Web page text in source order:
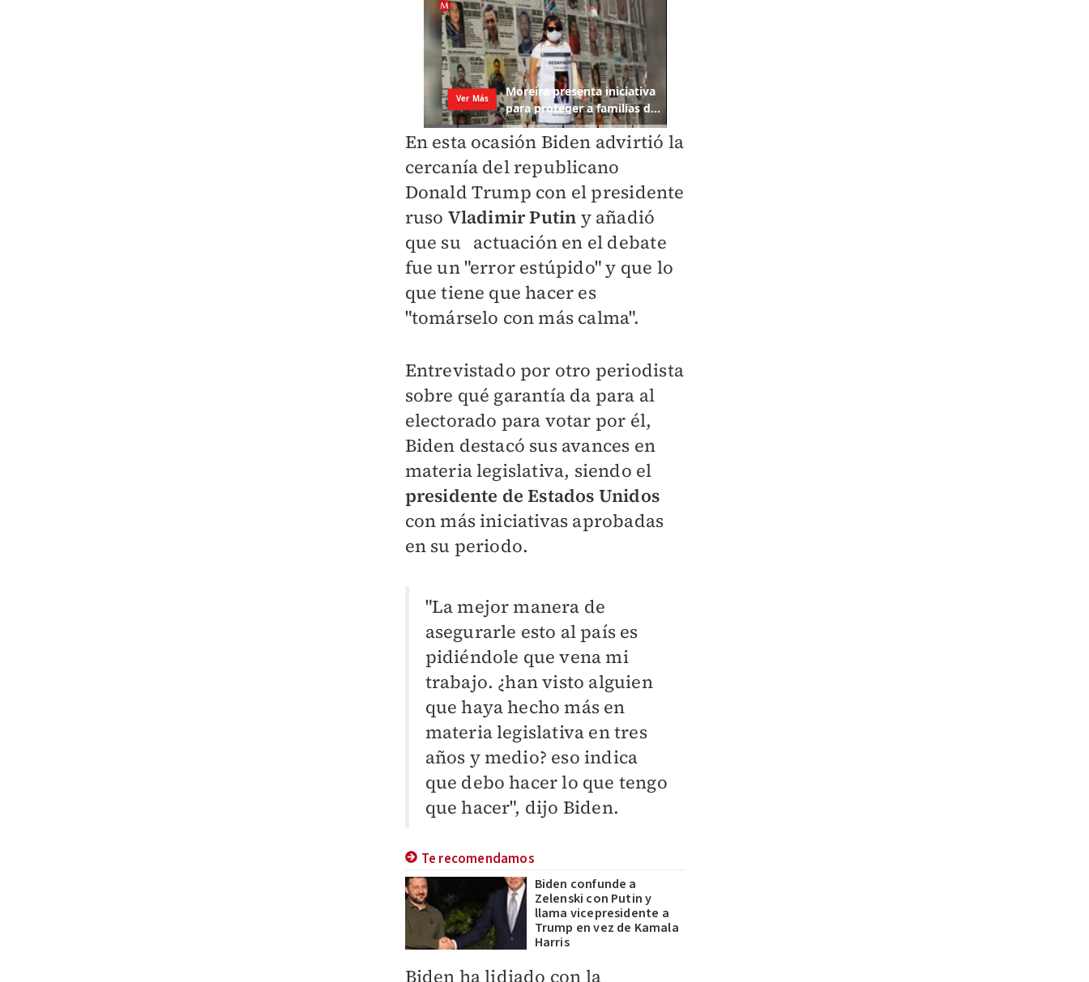
En esta ocasión Biden advirtió la
cercanía del republicano
Donald Trump con el presidente
ruso Vladimir Putin y añadió
que su actuación en el debate
fue un "error estúpido" y que lo
que tiene que hacer es
"tomárselo con más calma".
Entrevistado por otro periodista
sobre qué garantía da para al
electorado para votar por él,
Biden destacó sus avances en
materia legislativa, siendo el
presidente de Estados Unidos
con más iniciativas aprobadas
en su periodo.
"La mejor manera de
asegurarle esto al país es
pidiéndole que vena mi
trabajo. ¿han visto alguien
que haya hecho más en
materia legislativa en tres
años y medio? eso indica
que debo hacer lo que tengo
que hacer", dijo Biden.
Te recomendamos
Biden confunde a
Zelenski con Putin y
llama vicepresidente a
Trump en vez de Kamala
Harris
Biden ha lidiado con la